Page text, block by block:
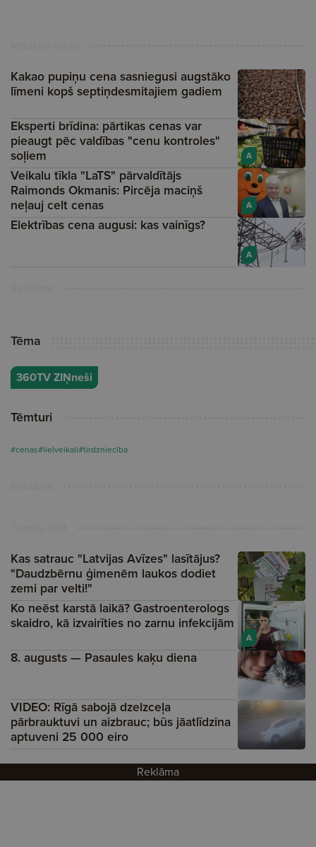
Kakao pupiņu cena sasniegusi augstāko
līmeni kopš septiņdesmitajiem gadiem
A
Eksperti brīdina: pārtikas cenas var
pieaugt pēc valdības "cenu kontroles"
soļiem
A
Veikalu tīkla "LaTS" pārvaldītājs
Raimonds Okmanis: Pircēja maciņš
neļauj celt cenas
A
Elektrības cena augusi: kas vainīgs?
Tēma
360TV ZIŅneši
Tēmturi
#cenas#lielveikali#tirdzniecība
Kas satrauc "Latvijas Avīzes" lasītājus?
"Daudzbērnu ģimenēm laukos dodiet
zemi par velti!"
A
Ko neēst karstā laikā? Gastroenterologs
skaidro, kā izvairīties no zarnu infekcijām
8. augusts — Pasaules kaķu diena
VIDEO: Rīgā sabojā dzelzceļa
pārbrauktuvi un aizbrauc; būs jāatlīdzina
aptuveni 25 000 eiro
Reklāma